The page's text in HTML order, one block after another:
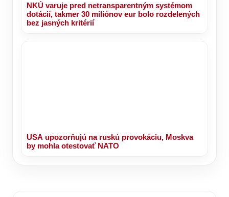
NKÚ varuje pred netransparentným systémom
dotácií, takmer 30 miliónov eur bolo rozdelených
bez jasných kritérií
USA upozorňujú na ruskú provokáciu, Moskva
by mohla otestovať NATO